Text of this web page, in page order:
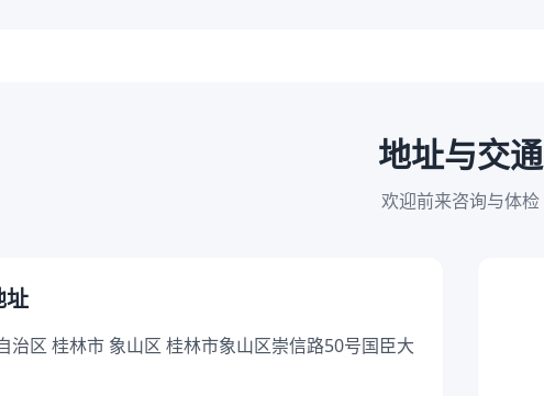
地址与交通
欢迎前来咨询与体检
址
治区 桂林市 象山区 桂林市象山区崇信路50号国臣大